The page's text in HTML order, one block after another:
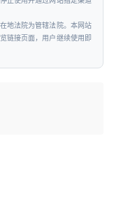
地法院为管辖法院。本网站
链接页面，用户继续使用即